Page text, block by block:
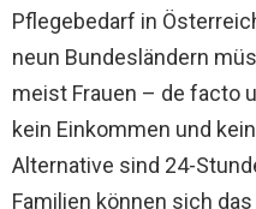
Pflegebedarf in
neun Bundesländern
meist Frauen – de facto
kein Einkommen und
Alternative sind 24-
Familien können sich